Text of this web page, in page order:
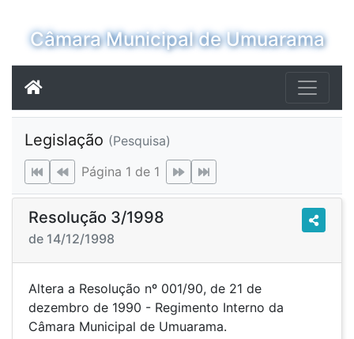
Câmara Municipal de Umuarama
Legislação (Pesquisa)
Página 1 de 1
Resolução 3/1998
de 14/12/1998
Altera a Resolução nº 001/90, de 21 de
dezembro de 1990 - Regimento Interno da
Câmara Municipal de Umuarama.